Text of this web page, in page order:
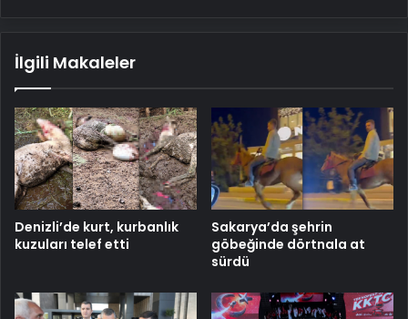
İlgili Makaleler
Denizli’de kurt, kurbanlık
kuzuları telef etti
Sakarya’da şehrin
göbeğinde dörtnala at
sürdü